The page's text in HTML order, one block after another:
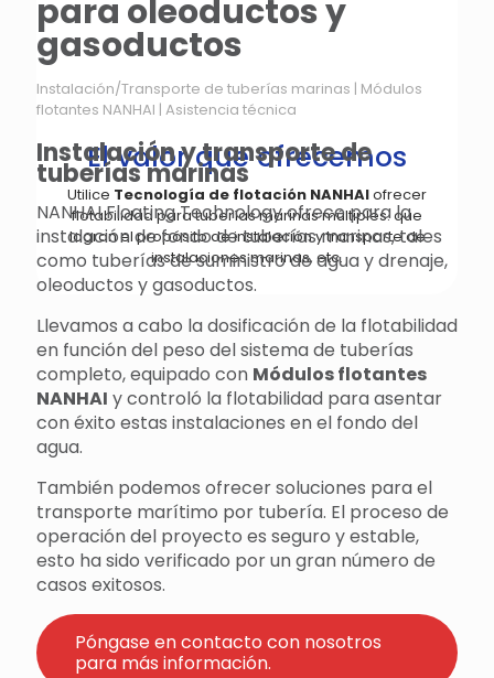
El valor que ofrecemos
Utilice Tecnología de flotación NANHAIofrecer
flotabilidad para tuberías marinas múltiples. que
logran el propósito de instalación y transporte de
instalaciones marinas, etc.
para oleoductos y
gasoductos
Instalación/Transporte de tuberías marinas | Módulos
flotantes NANHAI | Asistencia técnica
Instalación y transporte de
tuberías marinas
NANHAI Floating Technology ofrece para la
instalación de fondo de tuberías marinas, tales
como tuberías de suministro de agua y drenaje,
oleoductos y gasoductos.
Llevamos a cabo la dosificación de la flotabilidad
en función del peso del sistema de tuberías
completo, equipado con Módulos flotantes
NANHAI y controló la flotabilidad para asentar
con éxito estas instalaciones en el fondo del
agua.
También podemos ofrecer soluciones para el
transporte marítimo por tubería. El proceso de
operación del proyecto es seguro y estable,
esto ha sido verificado por un gran número de
casos exitosos.
Póngase en contacto con nosotros
para más información.